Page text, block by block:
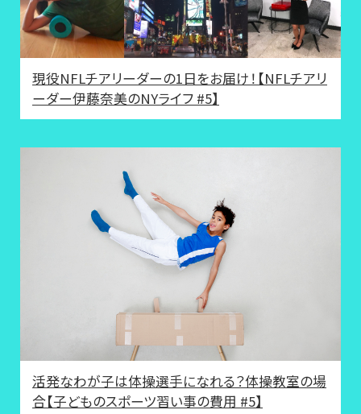
現役NFLチアリーダーの1日をお届け！【NFLチアリ
ーダー伊藤奈美のNYライフ #5】
活発なわが子は体操選手になれる？体操教室の場
合【子どものスポーツ習い事の費用 #5】